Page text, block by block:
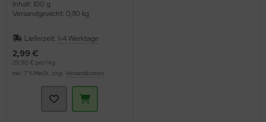
Inhalt: 100 g
Versandgewicht: 0,110 kg
Lieferzeit: 1-4 Werktage
2,99 €
29,90 € pro 1 kg
inkl. 7 % MwSt. zzgl. Versandkosten